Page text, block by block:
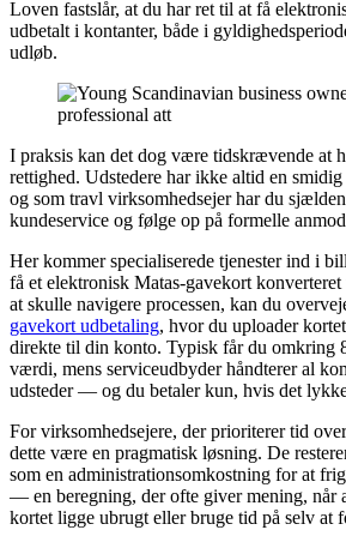
Loven fastslår, at du har ret til at få
udbetalt i kontanter, både i
udløb.
I praksis kan det dog være tidskrævende at
rettighed. Udstedere har ikke altid en
og som travl virksomhedsejer har du
kundeservice og følge op på formelle
Her kommer specialiserede tjenester ind i
få et elektronisk Matas-gavekort
at skulle navigere processen, kan du
gavekort udbetaling, hvor du uploader
direkte til din konto. Typisk får du omkring
værdi, mens serviceudbyder håndterer al
udsteder — og du betaler kun, hvis det
For virksomhedsejere, der prioriterer tid
dette være en pragmatisk løsning. De
som en administrationsomkostning for at
— en beregning, der ofte giver mening, når
kortet ligge ubrugt eller bruge tid på selv at